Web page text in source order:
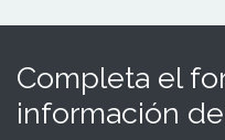
Completa el
información